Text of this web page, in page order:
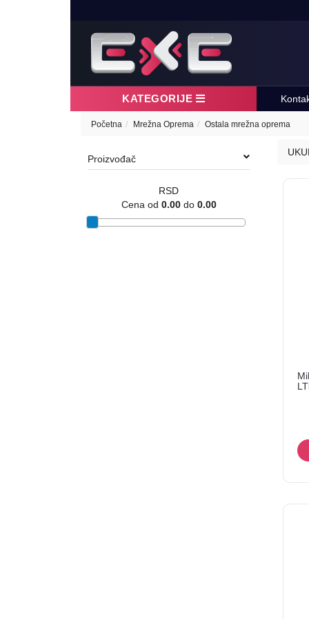
KATEGORIJE
Početna Mrežna Oprema Ostala mrežna oprema
Proizvođač
RSD
Cena od 0.00do 0.00